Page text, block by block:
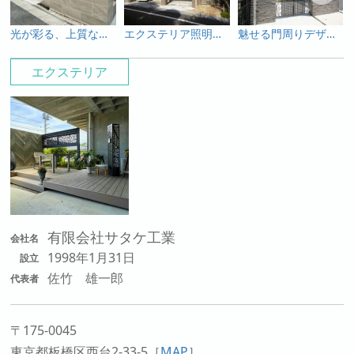
エクステリア
会社名 有限会社サタケ工業
設立 1998年1月31日
代表者 佐竹 雄一郎
〒175-0045
光が彩る、上質なモダンファサード エクステリア照明もしっかりプランニングした施工例 魅せる門周りデザイン｜ライティング（照明）施工例